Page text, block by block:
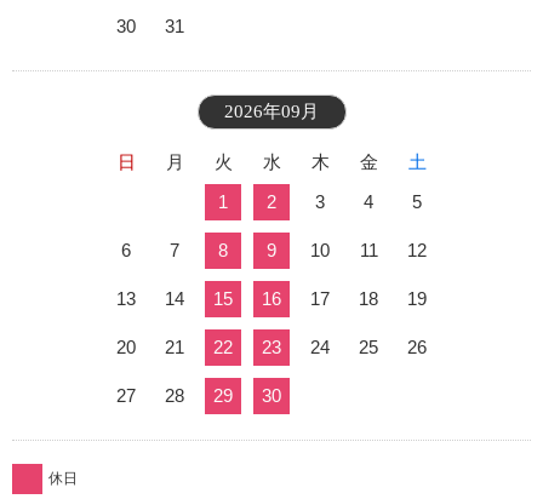
30 31
2026年09月
日 月 火 水 木 金
土
1
2 3 4 5
6 7 8 9 10 11 12
13 14 15 16 17 18 19
20 21 22 23 24 25 26
27 28 29 30
休日